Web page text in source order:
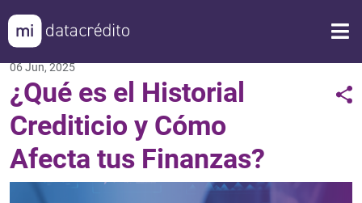
06 Jun, 2025
¿Qué es el Historial
Crediticio y Cómo
Afecta tus Finanzas?